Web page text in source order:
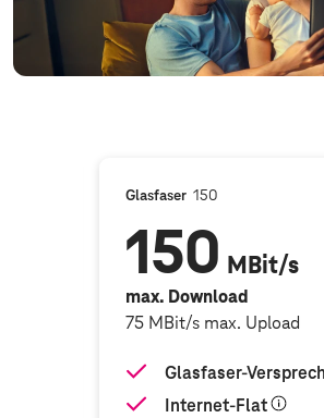
Glasfaser 150
150 MBit/s
max. Download
75 MBit/s max. Upload
Glasfaser-
Internet-Flat